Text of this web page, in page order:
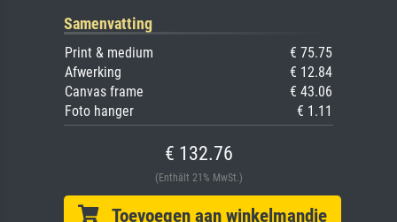
Samenvatting
Print & medium
€ 75.75
Afwerking
€ 12.84
Canvas frame
€ 43.06
Foto hanger
€ 1.11
€ 132.76
(Enthält 21% MwSt.)
Toevoegen aan winkelmandje